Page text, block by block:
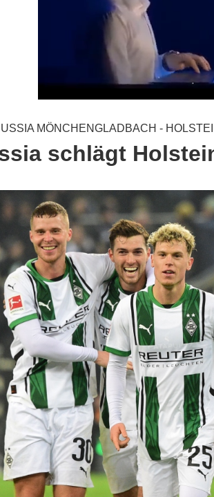
MÖNCHENGLADBACH -
schlägt